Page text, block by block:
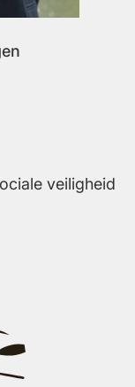
veiligheid